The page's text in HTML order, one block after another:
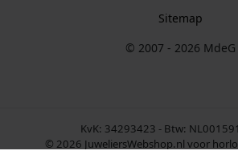
Sitemap
© 2007 - 2026 MdeG
KvK: 34293423 - Btw:
© 2026 JuweliersWebshop.nl voor